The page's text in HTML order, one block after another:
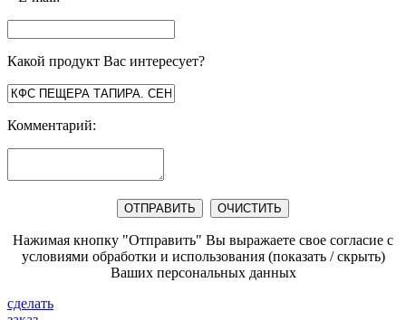
Какой продукт Вас интересует?
Комментарий:
Нажимая кнопку "Отправить" Вы выражаете свое согласие с
условиями обработки и использования (показать / скрыть)
Ваших персональных данных
сделать